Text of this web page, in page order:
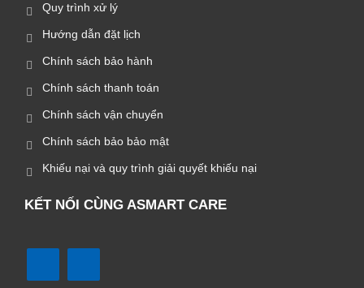
Quy trình xử lý
Hướng dẫn đặt lịch
Chính sách bảo hành
Chính sách thanh toán
Chính sách vận chuyển
Chính sách bảo bảo mật
Khiếu nại và quy trình giải quyết khiếu nại
KẾT NỐI CÙNG ASMART CARE